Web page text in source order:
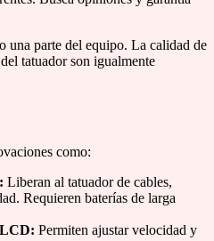
una parte del equipo. La calidad de
tatuador son igualmente
como:
Liberan al tatuador de cables,
Requieren baterías de larga
Permiten ajustar velocidad y